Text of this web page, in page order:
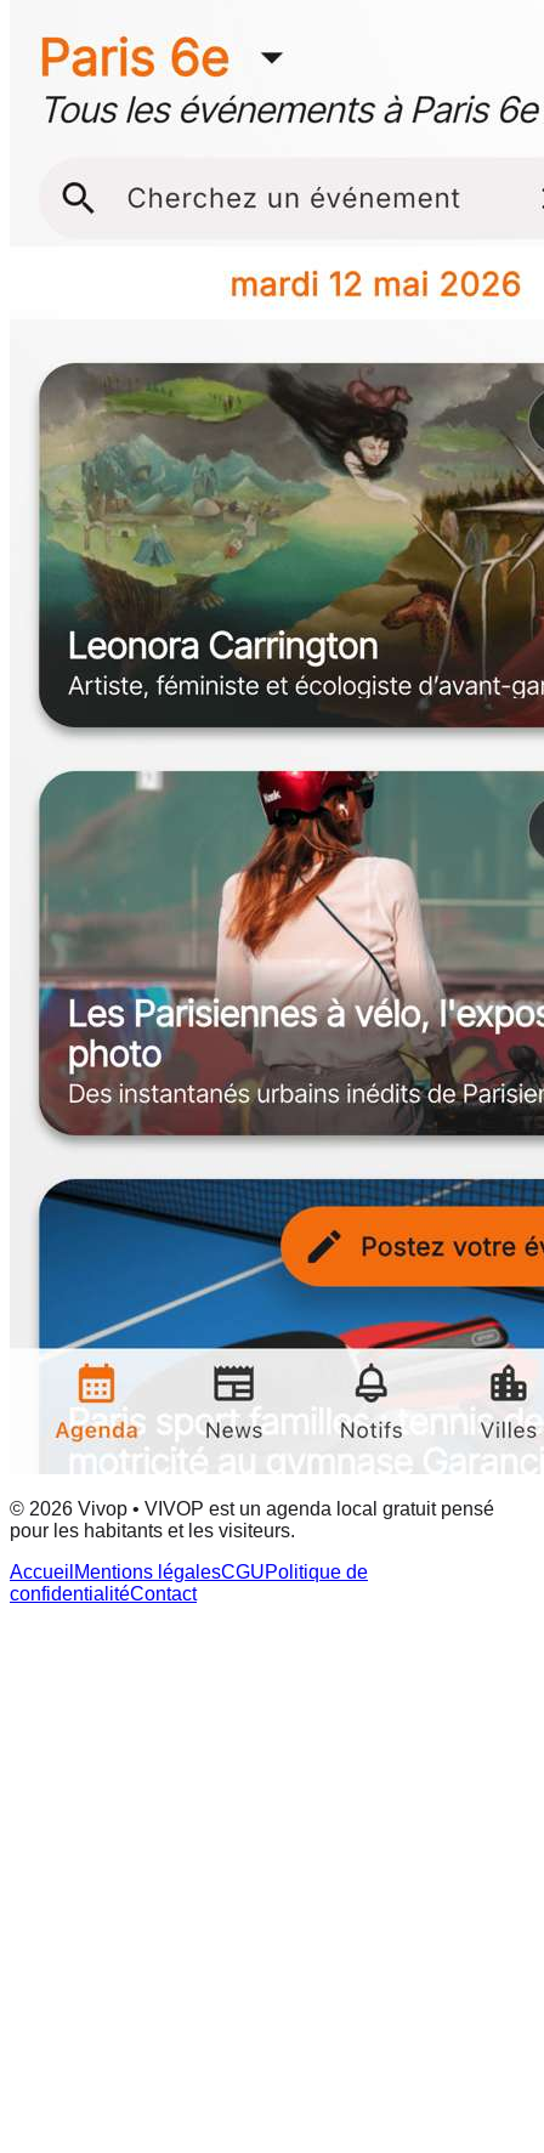
© 2026 Vivop • VIVOP est un agenda local gratuit pensé
pour les habitants et les visiteurs.
Accueil Mentions légalesCGUPolitique de
confidentialitéContact